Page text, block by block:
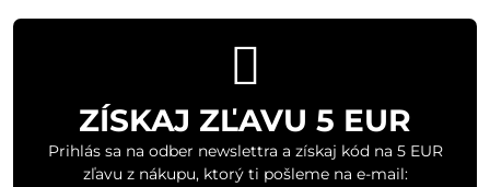
ZÍSKAJ ZĽAVU 5 EUR
Prihlás sa na odber newslettra a získaj kód na 5 EUR
zľavu z nákupu, ktorý ti pošleme na e-mail: